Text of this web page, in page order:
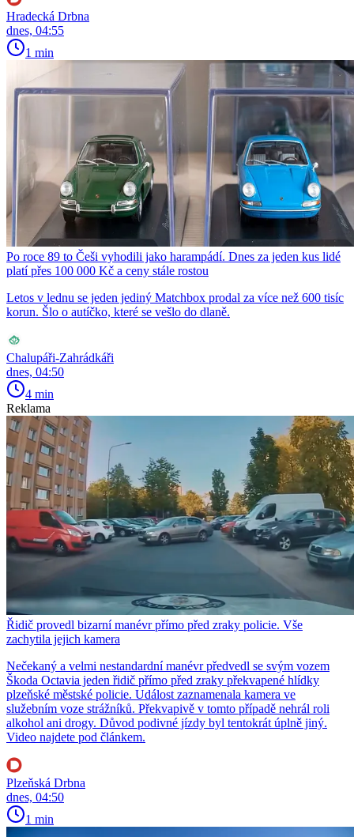
Hradecká Drbna
dnes, 04:55
1 min
Po roce 89 to Češi vyhodili jako harampádí. Dnes za jeden kus lidé
platí přes 100 000 Kč a ceny stále rostou
Letos v lednu se jeden jediný Matchbox prodal za více než 600 tisíc
korun. Šlo o autíčko, které se vešlo do dlaně.
Chalupáři-Zahrádkáři
dnes, 04:50
4 min
Reklama
Řidič provedl bizarní manévr přímo před zraky policie. Vše
zachytila jejich kamera
Nečekaný a velmi nestandardní manévr předvedl se svým vozem
Škoda Octavia jeden řidič přímo před zraky překvapené hlídky
plzeňské městské policie. Událost zaznamenala kamera ve
služebním voze strážníků. Překvapivě v tomto případě nehrál roli
alkohol ani drogy. Důvod podivné jízdy byl tentokrát úplně jiný.
Video najdete pod článkem.
Plzeňská Drbna
dnes, 04:50
1 min